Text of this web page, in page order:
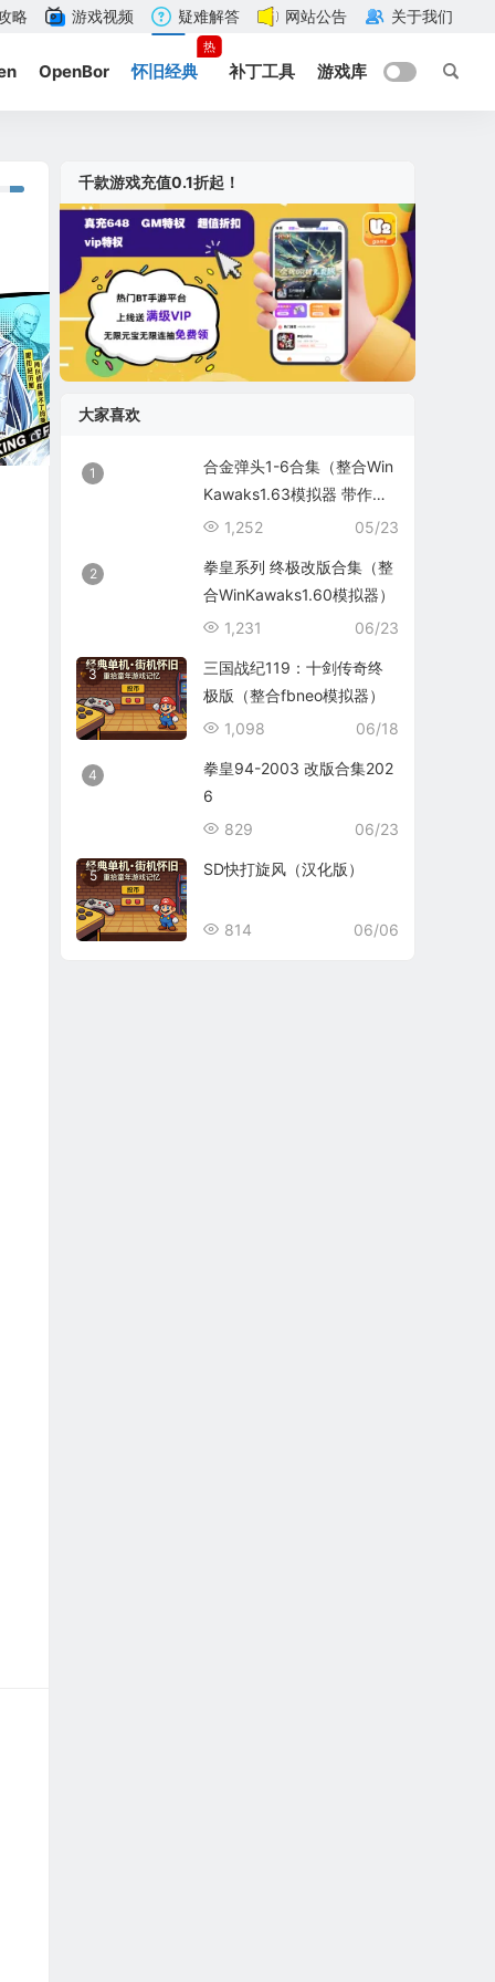
略 游戏视频 疑难解答 网站公告 关于我们
OpenBor 怀旧经典
热
补丁工具 游戏库
千款游戏充值0.1折起！
大家喜欢
1
合金弹头1-6合集（整合Win
Kawaks1.63模拟器 带作弊
码）
05/23
1,252
2
拳皇系列 终极改版合集（整
合WinKawaks1.60模拟器）
06/23
1,231
3
三国战纪119：十剑传奇终
极版（整合fbneo模拟器）
06/18
1,098
4
拳皇94-2003 改版合集202
6
06/23
829
5 SD快打旋风（汉化版）
06/06
814